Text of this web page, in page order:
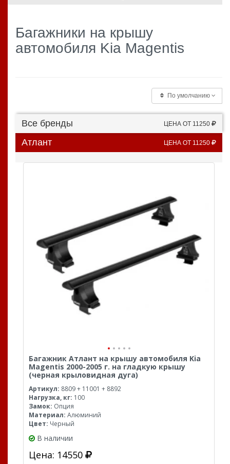
Багажники на крышу
автомобиля Kia Magentis
По умолчанию
Все бренды ЦЕНА ОТ 11250
Атлант ЦЕНА ОТ 11250
Багажник Атлант на крышу автомобиля Kia
Magentis 2000-2005 г. на гладкую крышу
(черная крыловидная дуга)
Артикул: 8809 + 11001 + 8892
Нагрузка, кг: 100
Замок: Опция
Материал: Алюминий
Цвет: Черный
В наличии
Цена: 14550